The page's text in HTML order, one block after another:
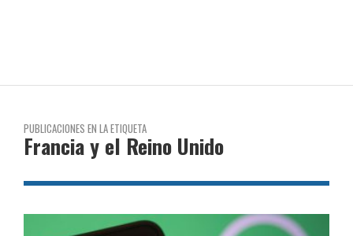
PUBLICACIONES EN LA ETIQUETA
Francia y el Reino Unido